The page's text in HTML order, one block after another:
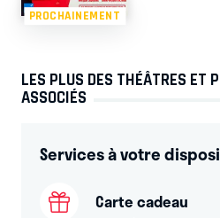
PROCHAINEMENT
LES PLUS DES THÉÂTRES ET
ASSOCIÉS
Services à votre
Carte cadeau